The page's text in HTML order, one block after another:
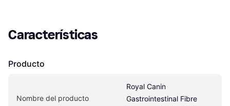
Características
Producto
Nombre del producto
Royal Canin
Gastrointestinal Fibre